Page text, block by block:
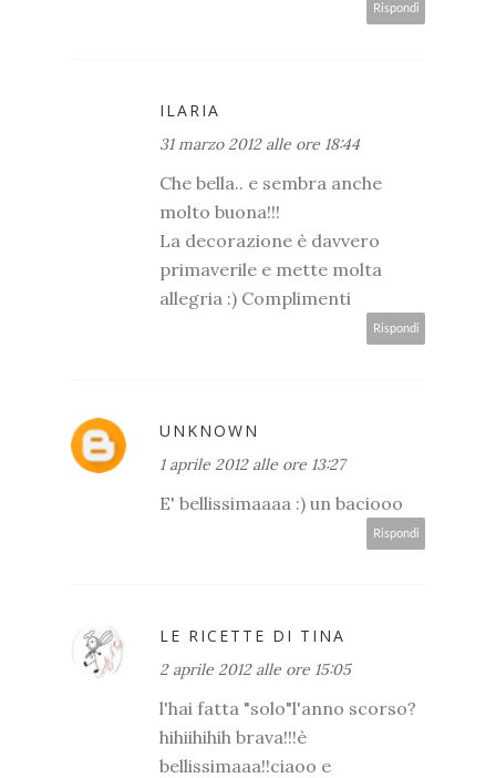
Rispondi
ILARIA
31 marzo 2012 alle ore 18:44
Che bella.. e sembra anche
molto buona!!!
La decorazione è davvero
primaverile e mette molta
allegria :) Complimenti
Rispondi
UNKNOWN
1 aprile 2012 alle ore 13:27
E' bellissimaaaa :) un baciooo
Rispondi
LE RICETTE DI TINA
2 aprile 2012 alle ore 15:05
l'hai fatta "solo"l'anno scorso?
hihiihihih brava!!!è
bellissimaaa!!ciaoo e